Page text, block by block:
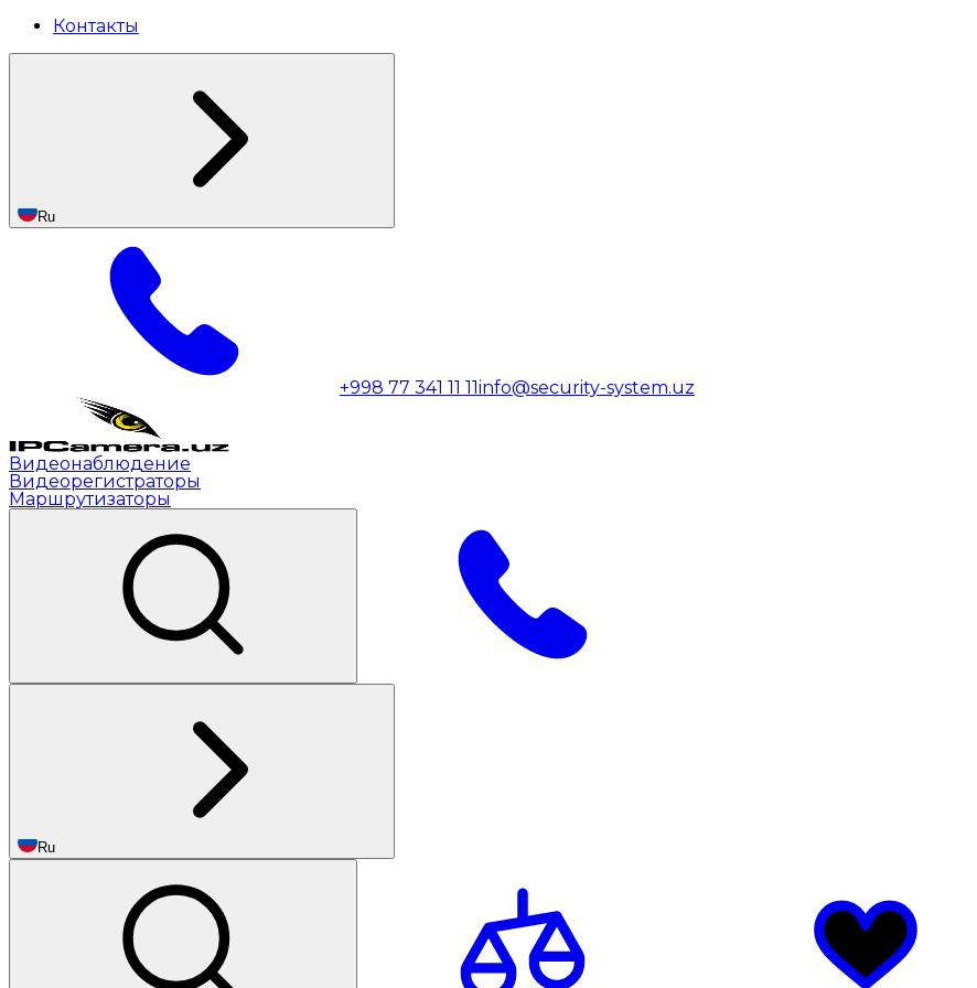
Контакты
Ru
+998 77 341 11 11info@security-system.uz
Видеонаблюдение
Видеорегистраторы
Маршрутизаторы
Ru